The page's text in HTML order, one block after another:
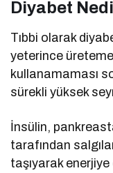
Diyabet
Tıbbi olarak
yeterince
kullanamaması
sürekli yüksek
İnsülin,
tarafından
taşıyarak